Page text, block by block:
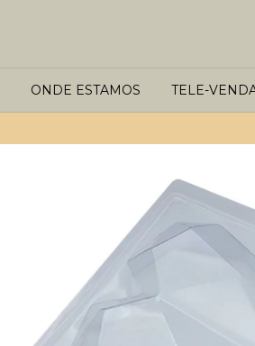
ONDE ESTAMOS TELE-